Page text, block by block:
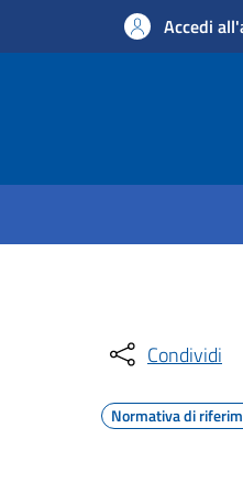
Accedi
Condividi
Normativa di